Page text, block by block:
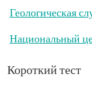
Геологическая
Национальный
Короткий тест